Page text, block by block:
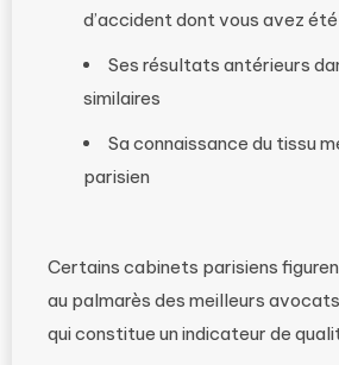
d’accident dont vous avez
Ses résultats antérieurs
similaires
Sa connaissance du tissu
parisien
Certains cabinets parisiens
au palmarès des meilleurs
qui constitue un indicateur de